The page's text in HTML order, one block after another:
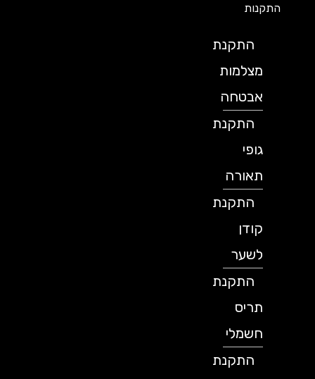
התקנות
התקנת
מצלמות
אבטחה
התקנת
תאורה
התקנת
לשער
התקנת
תריס
חשמלי
התקנת